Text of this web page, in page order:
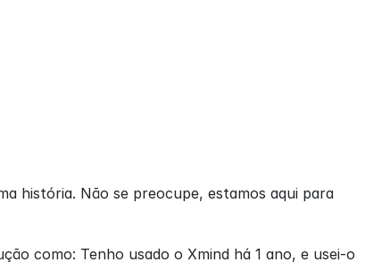
história. Não se preocupe, estamos aqui para
como: Tenho usado o Xmind há 1 ano, e usei-o